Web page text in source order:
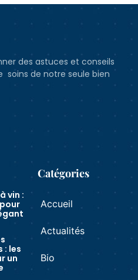
des astuces et conseils
soins de notre seule bien
vin :
: les
un
Catégories
Accueil
Actualités
Bio